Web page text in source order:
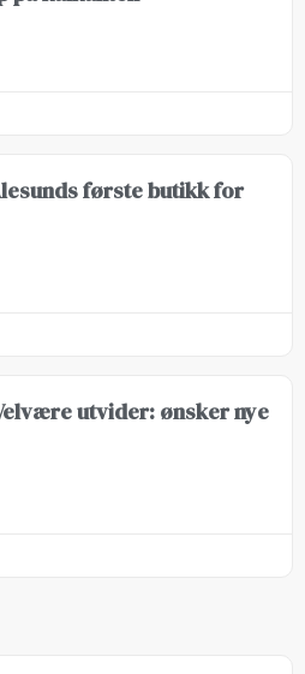
første butikk for
utvider: ønsker nye